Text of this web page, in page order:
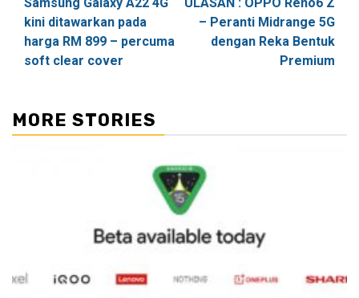
navigation
kini ditawarkan pada
harga RM 899 – percuma
soft clear cover
– Peranti Midrange 5G
dengan Reka Bentuk
Premium
MORE STORIES